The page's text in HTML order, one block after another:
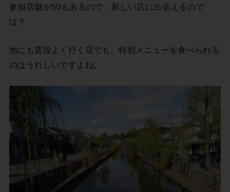
参加店舗が50もあるので、新しい店に出会えるので
は？
他にも普段よく行く店でも、特別メニューを食べられる
のはうれしいですよね。